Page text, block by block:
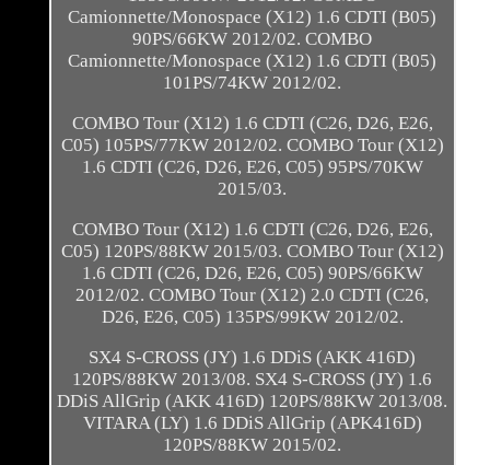
Camionnette/Monospace (X12) 1.6 CDTI (B05)
90PS/66KW 2012/02. COMBO
Camionnette/Monospace (X12) 1.6 CDTI (B05)
101PS/74KW 2012/02.
COMBO Tour (X12) 1.6 CDTI (C26, D26, E26,
C05) 105PS/77KW 2012/02. COMBO Tour (X12)
1.6 CDTI (C26, D26, E26, C05) 95PS/70KW
2015/03.
COMBO Tour (X12) 1.6 CDTI (C26, D26, E26,
C05) 120PS/88KW 2015/03. COMBO Tour (X12)
1.6 CDTI (C26, D26, E26, C05) 90PS/66KW
2012/02. COMBO Tour (X12) 2.0 CDTI (C26,
D26, E26, C05) 135PS/99KW 2012/02.
SX4 S-CROSS (JY) 1.6 DDiS (AKK 416D)
120PS/88KW 2013/08. SX4 S-CROSS (JY) 1.6
DDiS AllGrip (AKK 416D) 120PS/88KW 2013/08.
VITARA (LY) 1.6 DDiS AllGrip (APK416D)
120PS/88KW 2015/02.